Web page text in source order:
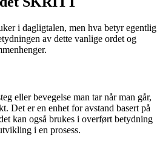
i dagligtalen, men hva betyr egentlig
av dette vanlige ordet og
eller bevegelse man tar når man går,
Det er en enhet for avstand basert på
kan også brukes i overført betydning
i en prosess.